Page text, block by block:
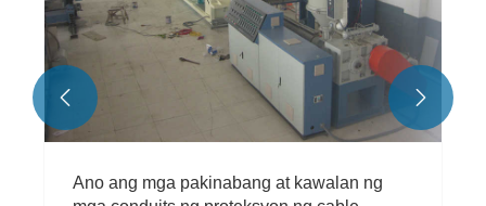
Ano ang mga pakinabang at kawalan ng
 